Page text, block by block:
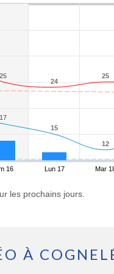
25
25
24
24
25
25
17
17
15
15
12
12
16 Lun 17 Mar
les prochains jours.
À